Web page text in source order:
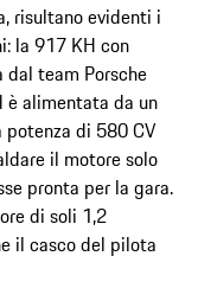
risultano evidenti i
la 917 KH con
team Porsche
è alimentata da un
di 580 CV
il motore solo
pronta per la gara.
di soli 1,2
il casco del pilota